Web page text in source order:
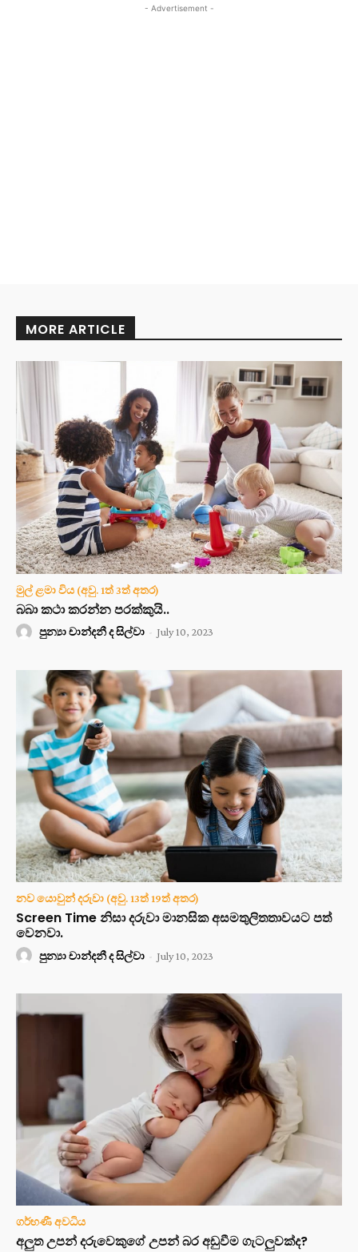
- Advertisement -
MORE ARTICLE
මුල් ළමා විය (අවු. 1ත් 3ත් අතර)
බබා කථා කරන්න පරක්කුයි..
පුන්‍යා චාන්දනී ද සිල්වා - July 10, 2023
නව යොවුන් දරුවා (අවු. 13ත් 19ත් අතර)
Screen Time නිසා දරුවා මානසික අසමතුලිතතාවයට පත්
වෙනවා.
පුන්‍යා චාන්දනී ද සිල්වා - July 10, 2023
ගර්භණී අවධිය
අලුත උපන් දරුවෙකුගේ උපන් බර අඩුවීම ගැටලුවක්ද?